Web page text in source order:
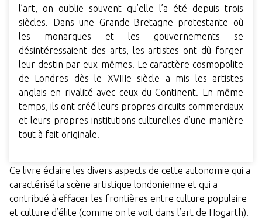
l’art, on oublie souvent qu’elle l’a été depuis trois
siècles. Dans une Grande-Bretagne protestante où
les monarques et les gouvernements se
désintéressaient des arts, les artistes ont dû forger
leur destin par eux-mêmes. Le caractère cosmopolite
de Londres dès le XVIIIe siècle a mis les artistes
anglais en rivalité avec ceux du Continent. En même
temps, ils ont créé leurs propres circuits commerciaux
et leurs propres institutions culturelles d’une manière
tout à fait originale.
Ce livre éclaire les divers aspects de cette autonomie qui a
caractérisé la scène artistique londonienne et qui a
contribué à effacer les frontières entre culture populaire
et culture d’élite (comme on le voit dans l’art de Hogarth).